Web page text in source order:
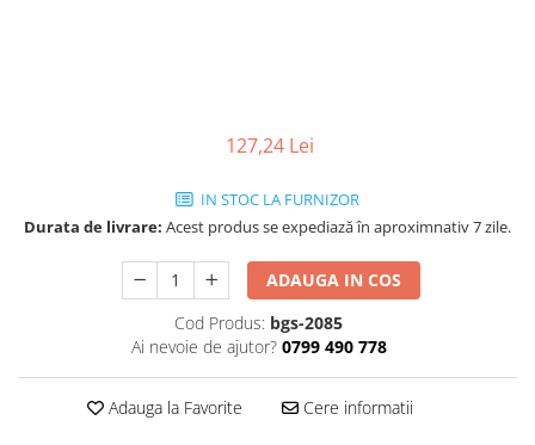
127,24 Lei
IN STOC LA FURNIZOR
Durata de livrare: Acest produs se expediază în aproximnativ 7 zile.
ADAUGA IN COS
Cod Produs: bgs-2085
Ai nevoie de ajutor? 0799 490 778
Adauga la Favorite Cere informatii